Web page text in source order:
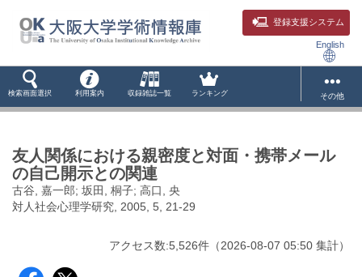
登録支援システム
English
検索画面選択 利用案内 収録雑誌一覧 ランキング その他
友人関係における親密度と対面・携帯メール
の自己開示との関連
古谷, 嘉一郎; 坂田, 桐子; 高口, 央
対人社会心理学研究, 2005, 5, 21-29
アクセス数:5,526件 （2026-08-07 05:50 集計）